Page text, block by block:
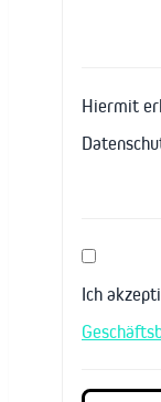
Hiermit
Ich